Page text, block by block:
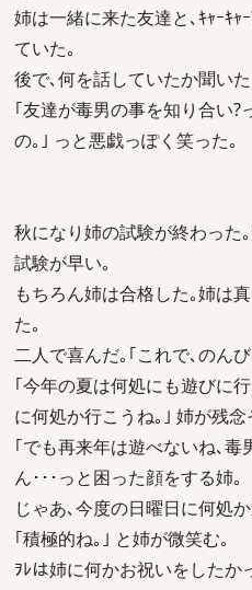
姉は一緒に来た友達と､ｷｬｰｷ
ていた｡
後で､何を話していたか聞いた
｢友達が毒男の事を知り合い?
の｡｣ っと悪戯っぽく笑った｡
秋になり姉の試験が終わった
試験が早い｡
もちろん姉は合格した｡姉は
た｡
二人で喜んだ｡｢これで､のん
｢今年の夏は何処にも遊びに
に何処か行こうね｡｣ 姉が残念
｢でも再来年は遊べないね､毒
ん･･･っと困った顔をする姉｡
じゃあ､今度の日曜日に何処
｢積極的ね｡｣ と姉が微笑む｡
ｦﾚは姉に何かお祝いをしたか